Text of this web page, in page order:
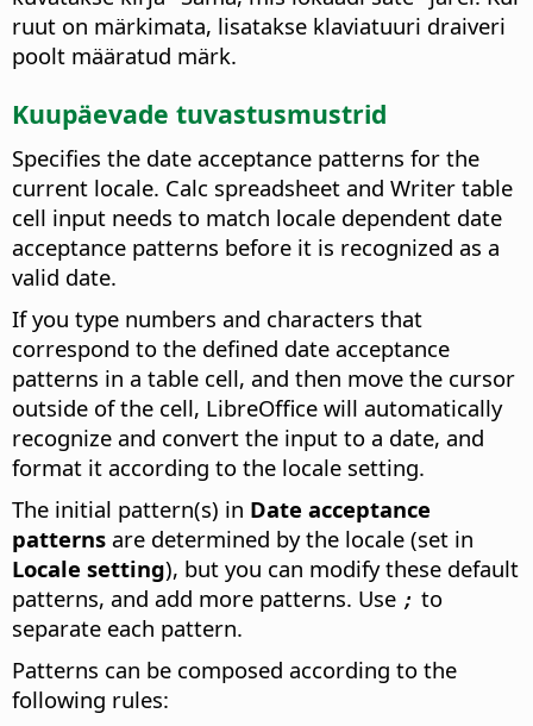
ruut on märkimata, lisatakse klaviatuuri draiveri
poolt määratud märk.
Kuupäevade tuvastusmustrid
Specifies the date acceptance patterns for the
current locale. Calc spreadsheet and Writer table
cell input needs to match locale dependent date
acceptance patterns before it is recognized as a
valid date.
If you type numbers and characters that
correspond to the defined date acceptance
patterns in a table cell, and then move the cursor
outside of the cell, LibreOffice will automatically
recognize and convert the input to a date, and
format it according to the locale setting.
The initial pattern(s) in Date acceptance
patterns are determined by the locale (set in
Locale setting), but you can modify these default
patterns, and add more patterns. Use ; to
separate each pattern.
Patterns can be composed according to the
following rules: